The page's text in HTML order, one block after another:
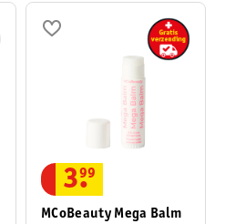
MCoBeauty Mega Balm
3.
99